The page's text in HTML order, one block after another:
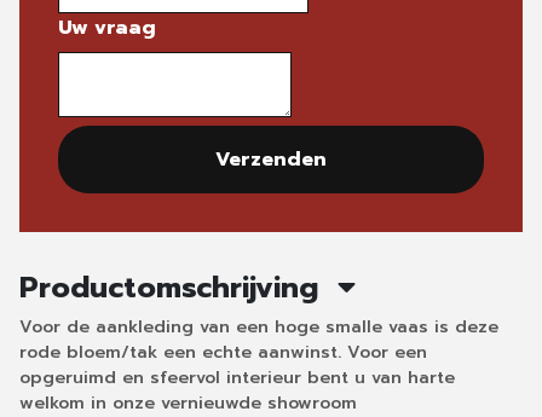
Uw vraag
Verzenden
Productomschrijving
Voor de aankleding van een hoge smalle vaas is deze
rode bloem/tak een echte aanwinst. Voor een
opgeruimd en sfeervol interieur bent u van harte
welkom in onze vernieuwde showroom